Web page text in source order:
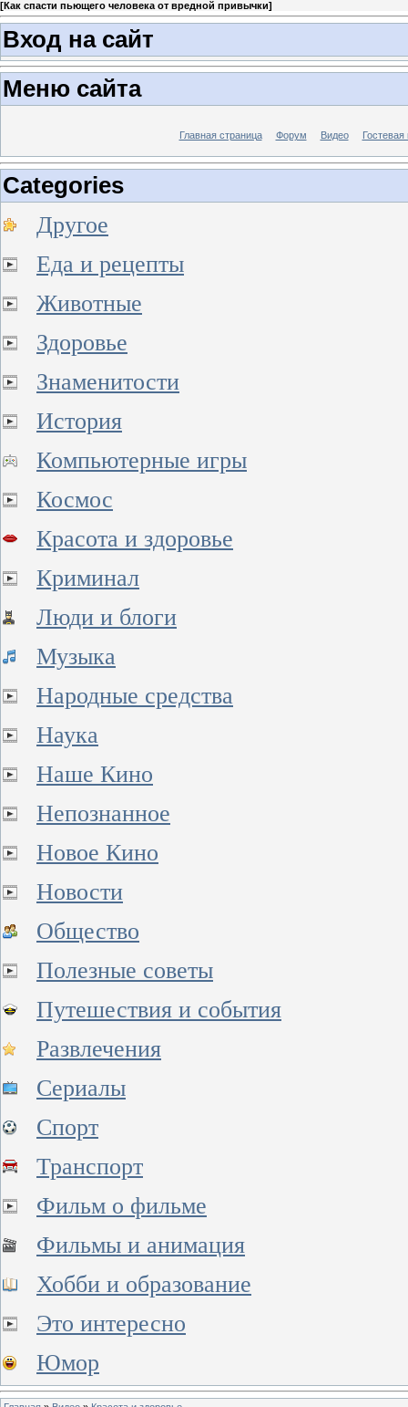
[Как спасти пьющего человека от вредной привычки]
Вход на сайт
Меню сайта
Главная страница Форум Видео Гостевая
Categories
Другое
Еда и рецепты
Животные
Здоровье
Знаменитости
История
Компьютерные игры
Космос
Красота и здоровье
Криминал
Люди и блоги
Музыка
Народные средства
Наука
Наше Кино
Непознанное
Новое Кино
Новости
Общество
Полезные советы
Путешествия и события
Развлечения
Сериалы
Спорт
Транспорт
Фильм о фильме
Фильмы и анимация
Хобби и образование
Это интересно
Юмор